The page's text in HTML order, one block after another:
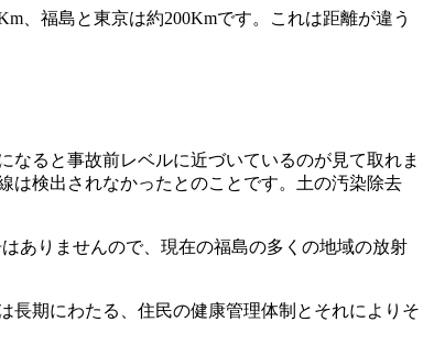
、福島と東京は約200Kmです。これは距離が違う
ると事故前レベルに近づいているのが見て取れま
は検出されなかったとのことです。土の汚染除去
ありませんので、現在の福島の多くの地域の放射
長期にわたる、住民の健康管理体制とそれによりそ